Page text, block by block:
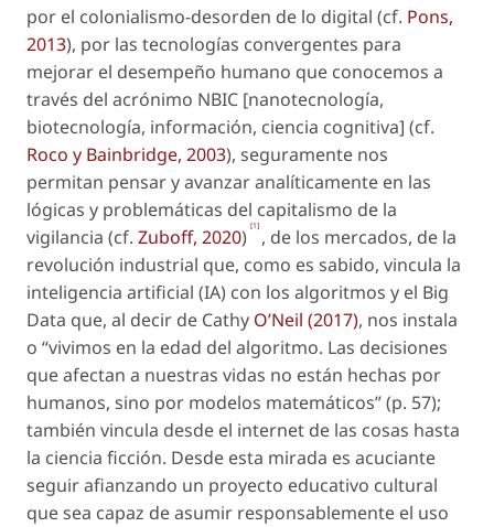
por el colonialismo-desorden de lo digital (cf. Pons,
2013), por las tecnologías convergentes para
mejorar el desempeño humano que conocemos a
través del acrónimo NBIC [nanotecnología,
biotecnología, información, ciencia cognitiva] (cf.
Roco y Bainbridge, 2003), seguramente nos
permitan pensar y avanzar analíticamente en las
lógicas y problemáticas del capitalismo de la
vigilancia (cf. Zuboff, 2020) [1] , de los mercados, de la
revolución industrial que, como es sabido, vincula la
inteligencia artificial (IA) con los algoritmos y el Big
Data que, al decir de Cathy O’Neil (2017), nos instala
o “vivimos en la edad del algoritmo. Las decisiones
que afectan a nuestras vidas no están hechas por
humanos, sino por modelos matemáticos” (p. 57);
también vincula desde el internet de las cosas hasta
la ciencia ficción. Desde esta mirada es acuciante
seguir afianzando un proyecto educativo cultural
que sea capaz de asumir responsablemente el uso